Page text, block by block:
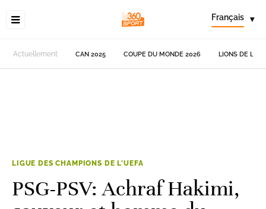
Français ▾
Actuellement CAN 2025 COUPE DU MONDE 2026 LIONS DE
LIGUE DES CHAMPIONS DE L'UEFA
PSG-PSV: Achraf Hakimi,